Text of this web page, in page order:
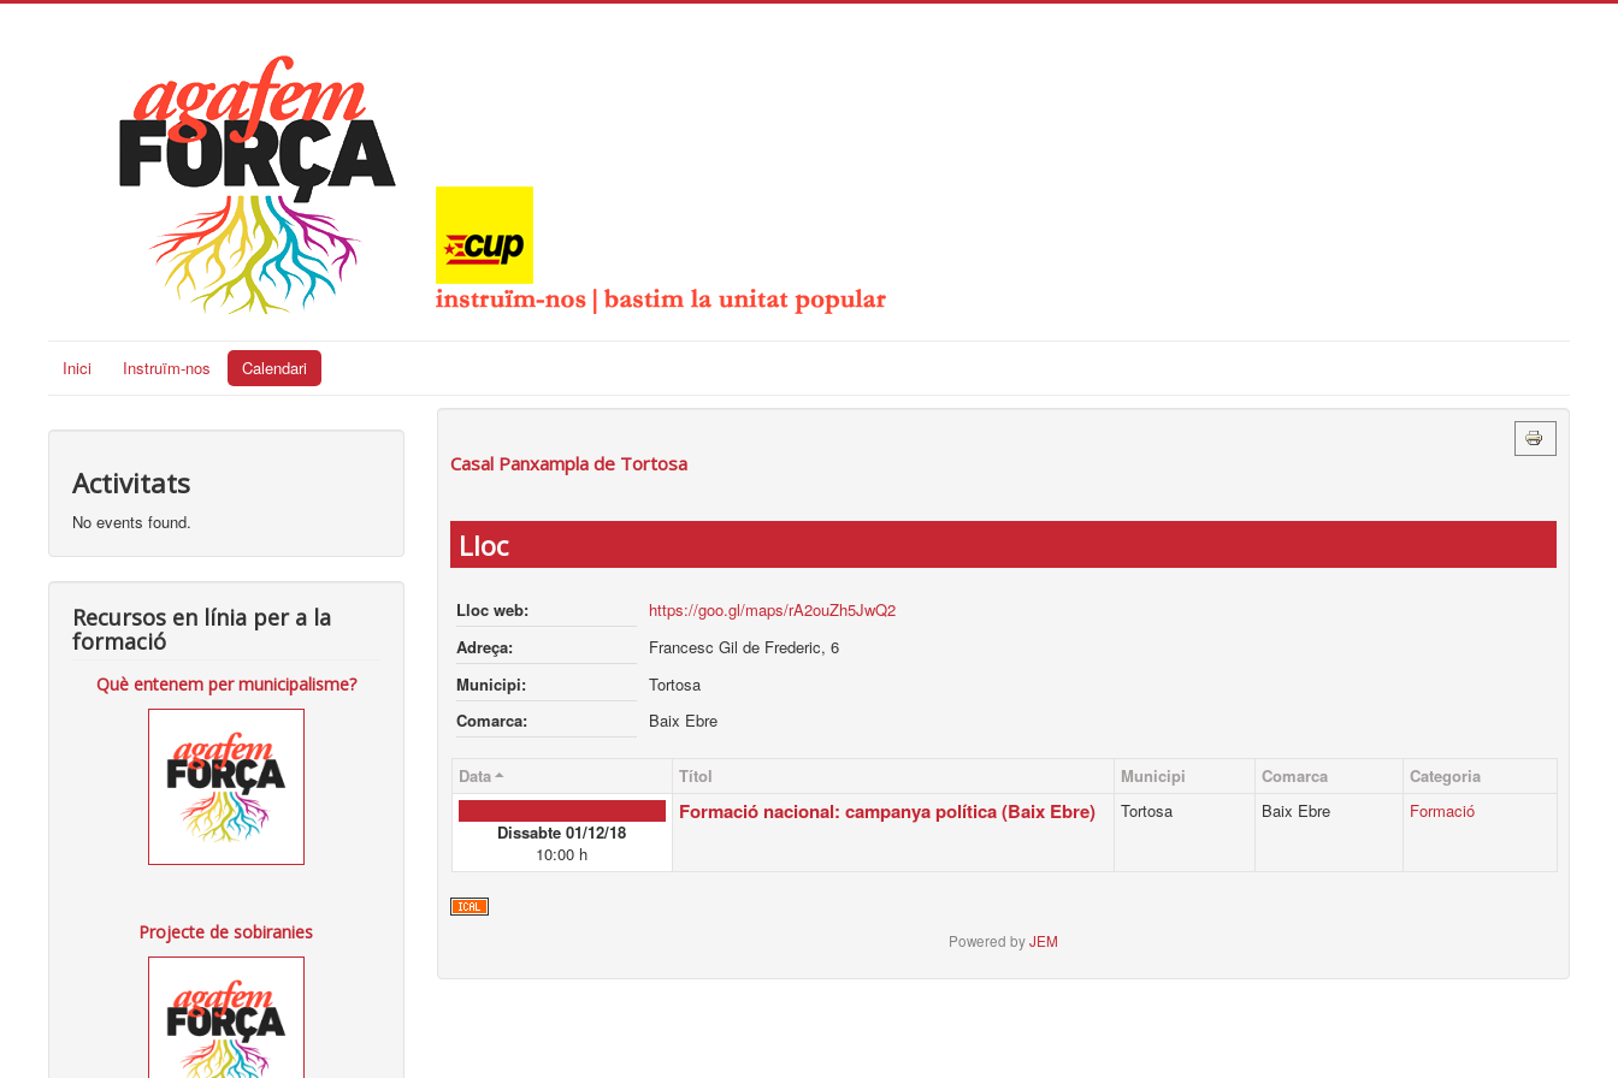
Inici Instruïm-nos Calendari
Activitats
No events found.
Recursos en línia per a la
formació
Què entenem per municipalisme?
Projecte de sobiranies
Casal Panxampla de Tortosa
Lloc
Lloc web:
https://goo.gl/maps/rA2ouZh5JwQ2
Adreça:
Francesc Gil de Frederic, 6
Municipi:
Tortosa
Comarca:
Baix Ebre
Data Títol Municipi Comarca Categoria
Dissabte 01/12/18
10:00 h
Formació nacional: campanya política (Baix Ebre) Tortosa Baix Ebre Formació
Powered byJEM